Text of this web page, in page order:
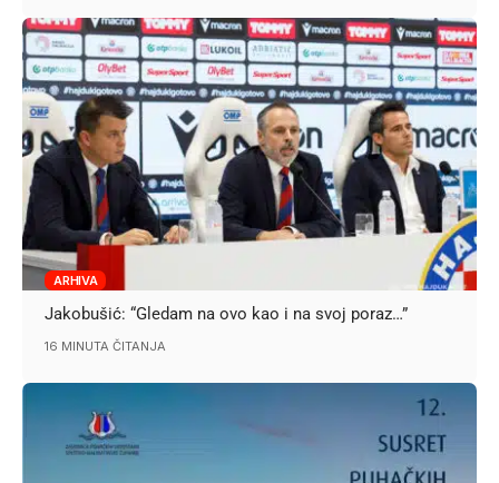
ARHIVA
Jakobušić: “Gledam na ovo kao i na svoj poraz…”
16 MINUTA ČITANJA